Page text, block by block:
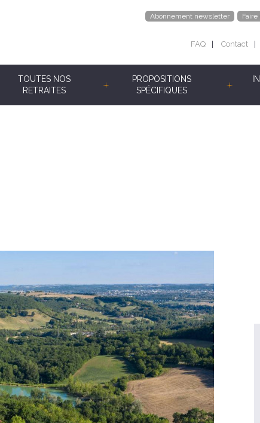
Abonnement newsletter Faire
FAQ Contact
TOUTES NOS
RETRAITES
PROPOSITIONS
SPÉCIFIQUES